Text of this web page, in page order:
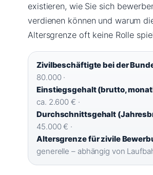
existieren, wie Sie sich
verdienen können und warum
Altersgrenze oft keine Rolle
Zivilbeschäftigte bei der
80.000 ·
Einstiegsgehalt (brutto,
ca. 2.600 € ·
Durchschnittsgehalt
45.000 € ·
Altersgrenze für zivile
generelle – abhängig von